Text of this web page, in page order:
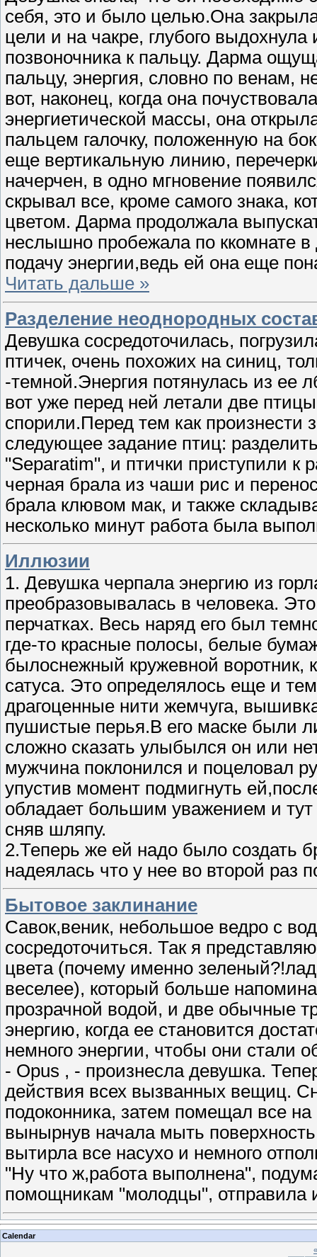
себя, это и было целью.Она
цели и на чакре, глубого
позвоночника к пальцу. Дарма
пальцу, энергия, словно по венам,
вот, наконец, когда она
энергиетической массы, она
пальцем галочку, положенную на
еще вертикальную линию,
начерчен, в одно мгновение
скрывал все, кроме самого знака,
цветом. Дарма продолжала
неслышно пробежала по ккомнате в
подачу энергии,ведь ей она еще
Читать дальше »
Разделение неоднородных
Девушка сосредоточилась,
птичек, очень похожих на синиц,
-темной.Энергия потянулась из ее
вот уже перед ней летали две
спорили.Перед тем как произнести
следующее задание птиц:
"Separatim", и птички приступили к
черная брала из чаши рис и
брала клювом мак, и также
несколько минут работа была
Иллюзии
1. Девушка черпала энергию из
преобразовывалась в человека.
перчатках. Весь наряд его был
где-то красные полосы, белые
былоснежный кружевной воротник,
сатуса. Это определялось еще и
драгоценные нити жемчуга,
пушистые перья.В его маске были
сложно сказать улыбылся он или
мужчина поклонился и поцеловал
упустив момент подмигнуть
обладает большим уважением и
сняв шляпу.
2.Теперь же ей надо было создать
надеялась что у нее во второй раз
Бытовое заклинание
Савок,веник, небольшое ведро с
сосредоточиться. Так я
цвета (почему именно
веселее), который больше
прозрачной водой, и две обычные
энергию, когда ее становится
немного энергии, чтобы они стали
- Opus , - произнесла девушка.
действия всех вызванных вещиц.
подоконника, затем помещал все на
вынырнув начала мыть
вытирла все насухо и немного
"Ну что ж,работа выполнена",
помощникам "молодцы", отправила
Calendar
«